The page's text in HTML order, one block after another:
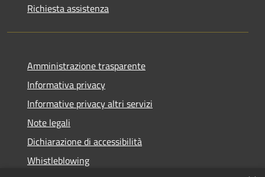
Richiesta assistenza
Amministrazione trasparente
Informativa privacy
Informative privacy altri servizi
Note legali
Dichiarazione di accessibilità
Whistleblowing